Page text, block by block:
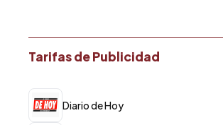
Tarifas de Publicidad
Diario de Hoy